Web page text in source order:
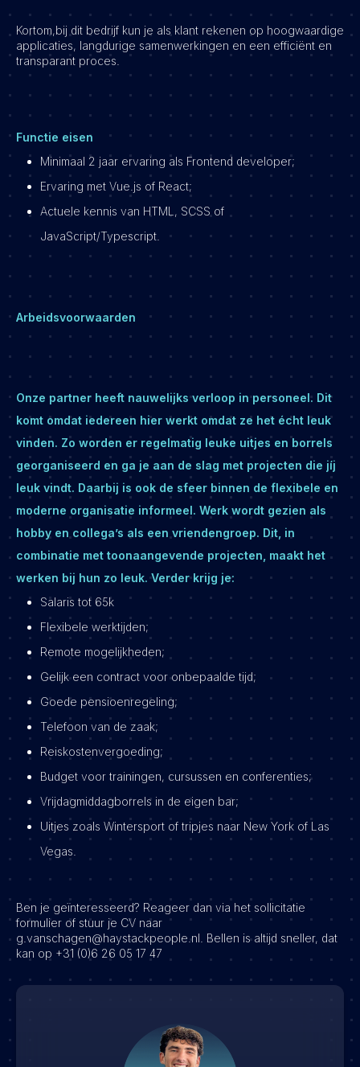
Kortom,bij dit bedrijf kun je als klant rekenen op hoogwaardige
applicaties, langdurige samenwerkingen en een efficiënt en
transparant proces.
Functie eisen
Minimaal 2 jaar ervaring als Frontend developer;
Ervaring met Vue.js of React;
Actuele kennis van HTML, SCSS of
JavaScript/Typescript.
Arbeidsvoorwaarden
Onze partner heeft nauwelijks verloop in personeel. Dit
komt omdat iedereen hier werkt omdat ze het écht leuk
vinden. Zo worden er regelmatig leuke uitjes en borrels
georganiseerd en ga je aan de slag met projecten die jíj
leuk vindt. Daarbij is ook de sfeer binnen de flexibele en
moderne organisatie informeel. Werk wordt gezien als
hobby en collega’s als een vriendengroep. Dit, in
combinatie met toonaangevende projecten, maakt het
werken bij hun zo leuk. Verder krijg je:
Salaris tot 65k
Flexibele werktijden;
Remote mogelijkheden;
Gelijk een contract voor onbepaalde tijd;
Goede pensioenregeling;
Telefoon van de zaak;
Reiskostenvergoeding;
Budget voor trainingen, cursussen en conferenties;
Vrijdagmiddagborrels in de eigen bar;
Uitjes zoals Wintersport of tripjes naar New York of Las
Vegas.
Ben je geïnteresseerd? Reageer dan via het sollicitatie
formulier of stuur je CV naar
g.vanschagen@haystackpeople.nl. Bellen is altijd sneller, dat
kan op +31 (0)6 26 05 17 47